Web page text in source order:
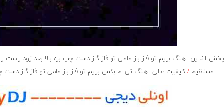
پخش آنلاین آهنگ بریم تو فاز باز مامی تو فاز گاز دست چپ بره بالا بعد زود راست
مستقیم /کیفیت عالی آهنگ تی ام بکس بریم تو فاز باز مامی تو فاز گاز دست